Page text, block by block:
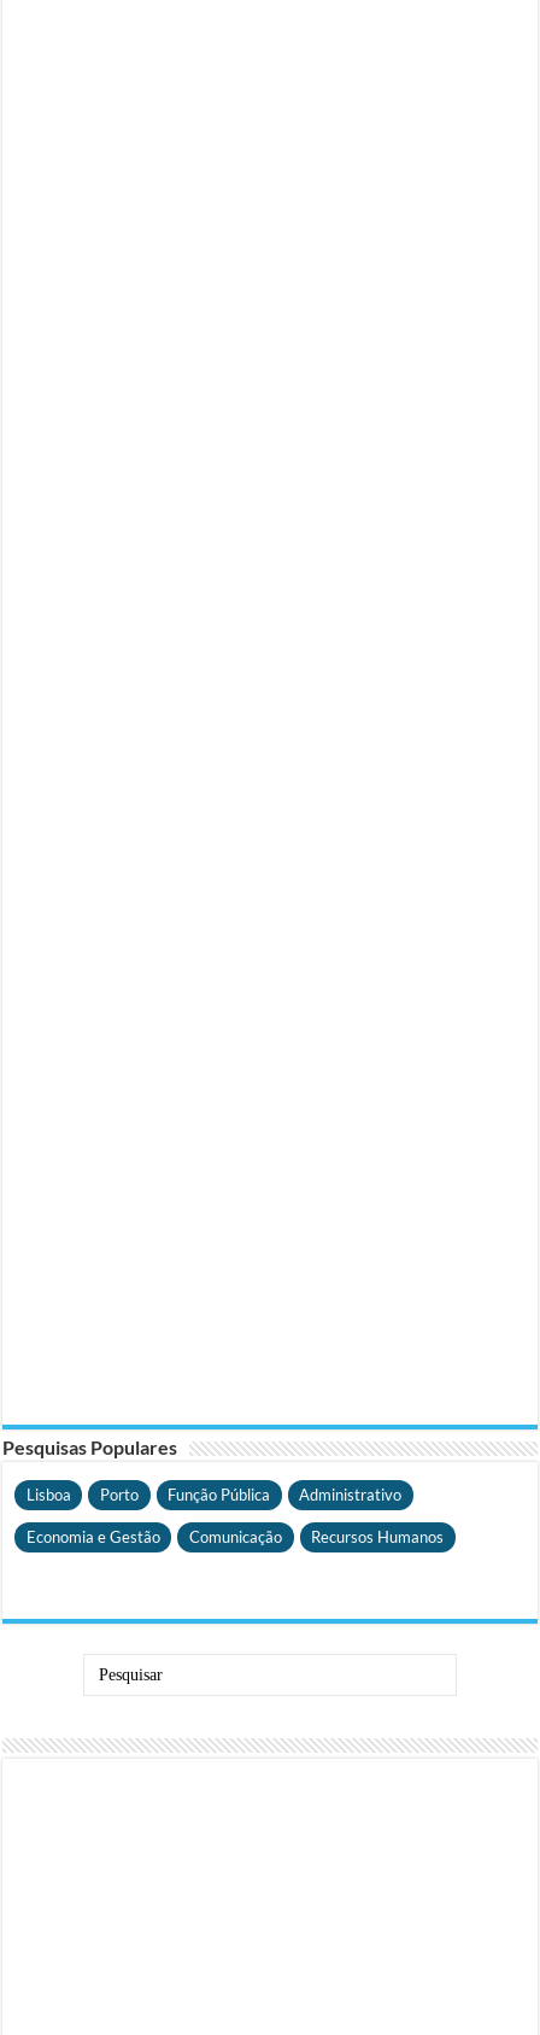
Pesquisas Populares
Lisboa Porto Função Pública Administrativo
Economia e Gestão Comunicação Recursos Humanos